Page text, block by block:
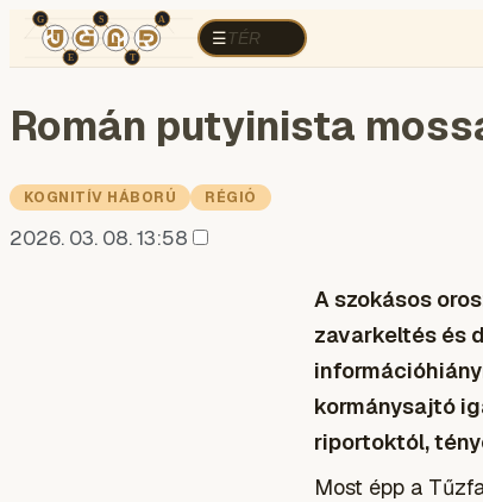
☰TÉR
TÉRELEMZÉS
Román putyinista
KOGNITÍV HÁBORÚ RÉGIÓ
2026. 03. 08. 13:58
A szokásos
zavarkeltés és
kormánysajtó
riportoktól,
Most épp a